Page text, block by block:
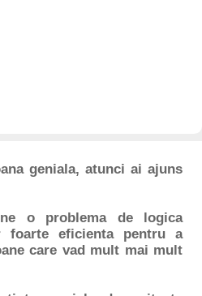
geniala, atunci ai ajuns
o problema de logica
foarte eficienta pentru a
care vad mult mai mult